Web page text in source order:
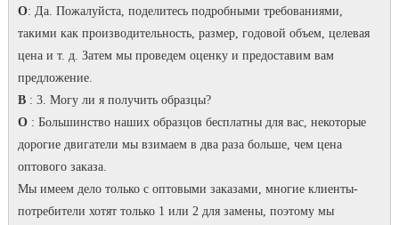
O: Да. Пожалуйста, поделитесь подробными требованиями,
такими как производительность, размер, годовой объем, целевая
цена и т. д. Затем мы проведем оценку и предоставим вам
предложение.
В: 3. Могу ли я получить образцы?
O: Большинство наших образцов бесплатны для вас, некоторые
дорогие двигатели мы взимаем в два раза больше, чем цена
оптового заказа.
Мы имеем дело только с оптовыми заказами, многие клиенты-
потребители хотят только 1 или 2 для замены, поэтому мы